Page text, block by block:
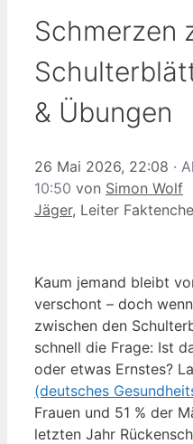
Schmerzen
& Übungen
26 Mai 2026, 22:08 ·
10:50 von Simon Wolf
Jäger, Leiter
Kaum jemand bleibt
verschont – doch
zwischen den
schnell die Frage: Ist
oder etwas Ernstes?
(deutsches
Frauen und 51 % der
letzten Jahr